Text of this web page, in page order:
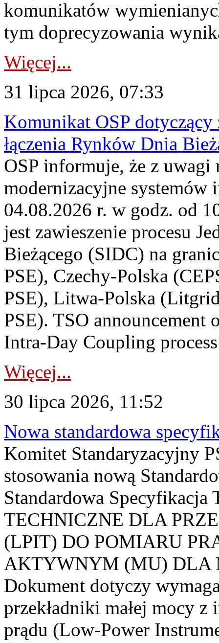
komunikatów
tym doprecyzowania
Więcej...
31 lipca 2026, 07:33
Komunikat OSP dotyczący
łączenia Rynków Dnia
OSP informuje, że z uwagi
modernizacyjne
04.08.2026 r. w godz. od
jest zawieszenie procesu
Bieżącego (SIDC) na
PSE), Czechy-Polska
PSE), Litwa-Polska
PSE). TSO announcement
Intra-Day Coupling
Więcej...
30 lipca 2026, 11:52
Nowa standardowa
Komitet Standaryzacyjny
stosowania nową
Standardowa
TECHNICZNE DLA
(LPIT) DO POMIARU
AKTYWNYM (MU) DLA
Dokument dotyczy
przekładniki małej mocy
prądu (Low-Power